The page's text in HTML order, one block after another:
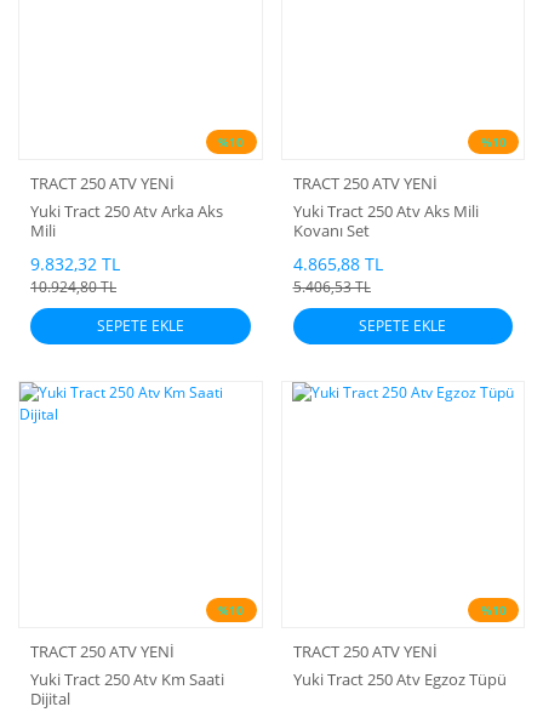
%10
TRACT 250 ATV YENİ
Yuki Tract 250 Atv Arka Aks
Mili
9.832,32 TL
10.924,80 TL
SEPETE EKLE
%10
TRACT 250 ATV YENİ
Yuki Tract 250 Atv Aks Mili
Kovanı Set
4.865,88 TL
5.406,53 TL
SEPETE EKLE
%10
TRACT 250 ATV YENİ
Yuki Tract 250 Atv Km Saati
Dijital
%10
TRACT 250 ATV YENİ
Yuki Tract 250 Atv Egzoz Tüpü